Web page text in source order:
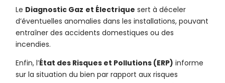
Le Diagnostic Gaz et Électrique sert à déceler
d’éventuelles anomalies dans les installations, pouvant
entraîner des accidents domestiques ou des
incendies.
Enfin, l’État des Risques et Pollutions (ERP) informe
sur la situation du bien par rapport aux risques